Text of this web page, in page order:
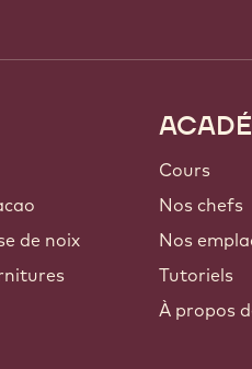
de noix
Cours
Nos chefs
Nos
Tutoriels
À propos